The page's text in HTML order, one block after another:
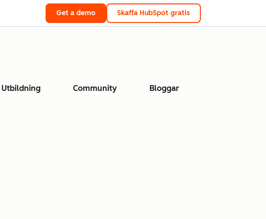
Get a demo Skaffa HubSpot gratis
Utbildning Community Bloggar